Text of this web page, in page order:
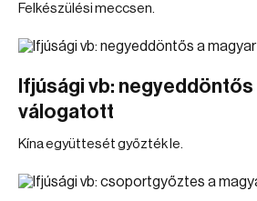
Felkészülési meccsen.
Ifjúsági vb: negyeddöntős
válogatott
Kína együttesét győzték le.